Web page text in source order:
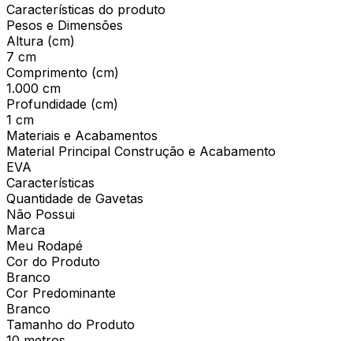
Características do produto
Pesos e Dimensões
Altura (cm)
7 cm
Comprimento (cm)
1.000 cm
Profundidade (cm)
1 cm
Materiais e Acabamentos
Material Principal Construção e Acabamento
EVA
Características
Quantidade de Gavetas
Não Possui
Marca
Meu Rodapé
Cor do Produto
Branco
Cor Predominante
Branco
Tamanho do Produto